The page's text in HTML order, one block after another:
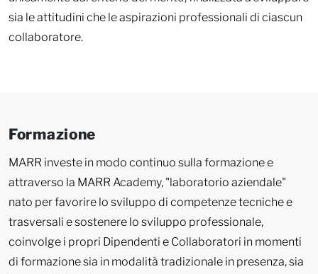
sia le attitudini che le aspirazioni professionali di ciascun
collaboratore.
Formazione
MARR investe in modo continuo sulla formazione e
attraverso la MARR Academy, "laboratorio aziendale"
nato per favorire lo sviluppo di competenze tecniche e
trasversali e sostenere lo sviluppo professionale,
coinvolge i propri Dipendenti e Collaboratori in momenti
di formazione sia in modalità tradizionale in presenza, sia